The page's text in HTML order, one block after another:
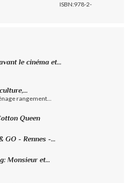
ISBN:978-2-
le cinéma et...
rangement...
Queen
GO - Rennes -...
Monsieur et...